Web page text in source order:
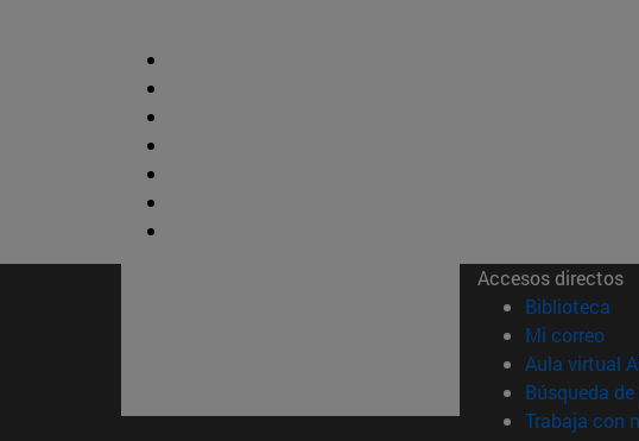
Accesos directos
Biblioteca
Mi correo
Aula virtual
Búsqueda
Trabaja con